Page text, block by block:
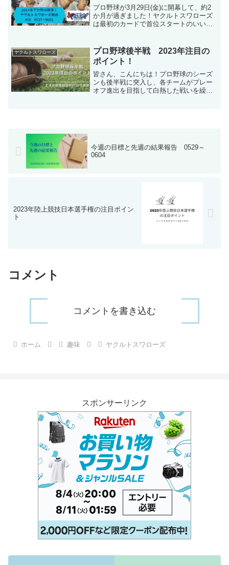
プロ野球が3月29日(金)に開幕して、約2
か月が過ぎました！ヤクルトスワローズ
は最初のカードで首位スタートのいい流
きく負け越して最下位に沈んでいます。
今週から始まった交...
ヤクルトスワローズ
プロ野球後半戦 2023年注目の
ポイント！
皆さん、こんにちは！プロ野球のシーズ
ンも後半戦に突入し、各チームがプレー
オフ進出を目指して白熱した戦いを繰り
今週の目標と先週の結果報告 0529～
0604
2023年陸上競技日本選手権の注目ポイン
ト
コメント
コメントを書き込む
ホーム 趣味 ヤクルトスワローズ
スポンサーリンク